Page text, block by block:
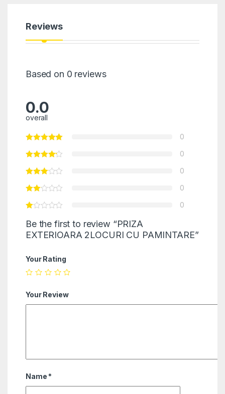
Reviews
Based on 0 reviews
0.0
overall
0
0
0
0
0
Be the first to review “PRIZA
EXTERIOARA 2LOCURI CU PAMINTARE”
Your Rating
Your Review
Name *